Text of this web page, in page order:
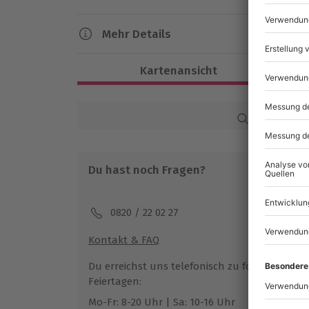
Erinnerungen bei einem einzigartigen
Mehr Details
Ca. 3-4 Stunden
Ganzjährig zu bestimmten Terminen
Teilnahmebedingungen
Teilnahme für Personen mit Handicap
Veranstalter möglich
Kartenansicht
Du hast noch Fragen?
0820 / 22 02 27
Kontakt & FAQ
Du erreichst uns telefonisch zu folgenden
Feiertagen:
Mo-Fr: 8-20 Uhr | Sa: 10-16 Uhr